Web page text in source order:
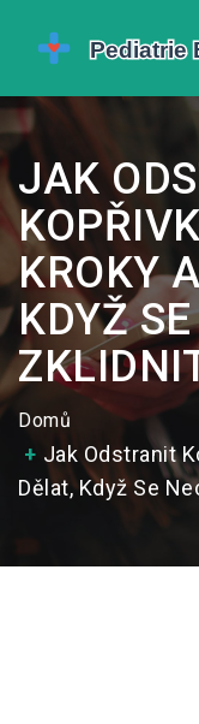
JAK
KROKY
KDYŽ
Domů
Jak Odstranit
Dělat, Když Se